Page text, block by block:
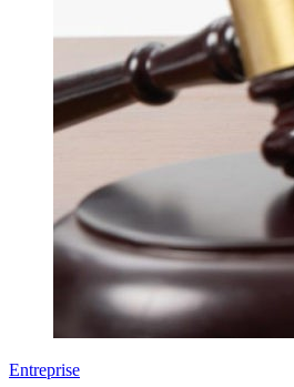
Entreprise